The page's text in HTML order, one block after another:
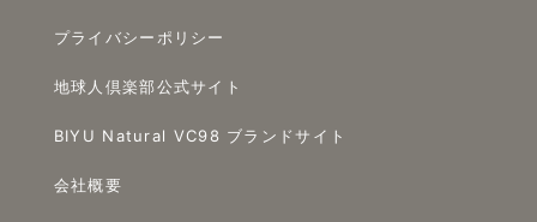
プライバシーポリシー
地球人倶楽部公式サイト
BIYU Natural VC98 ブランドサイト
会社概要